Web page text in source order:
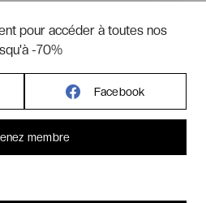
pour accéder à toutes nos
-70%
Facebook
membre
modifier ou retirer votre